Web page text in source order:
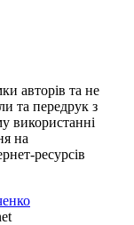
авторів та не
та передрук з
використанні
на
ресурсів